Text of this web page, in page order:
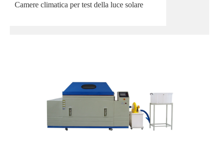
Camere climatica per test della luce solare